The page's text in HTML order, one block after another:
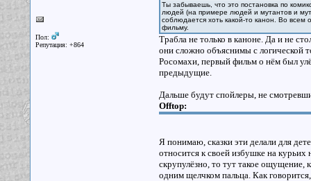
Пол:
Репутация: +864
Ты забываешь, что это постановка по
людей (на примере людей и мутантов и
соблюдается хоть какой-то канон. Во всем
фильму.
Трабла не только в каноне. Да и не
они сложно объяснимы с логической
Росомахи, первый фильм о нём был
предыдущие.
Дальше будут спойлеры, не
Offtop:
Я понимаю, сказки эти делали для
относится к своей избушке на
скрупулёзно, то тут такое
одним щелчком пальца. Как